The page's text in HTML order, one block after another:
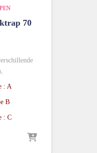
70
: A
B
: C